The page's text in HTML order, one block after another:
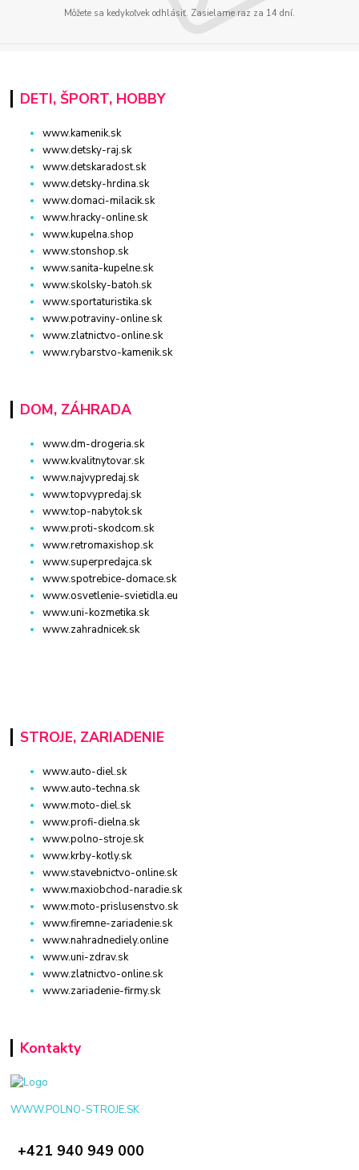
Môžete sa kedykoľvek odhlásiť. Zasielame raz za 14 dní.
DETI, ŠPORT, HOBBY
www.kamenik.sk
www.detsky-raj.sk
www.detskaradost.sk
www.detsky-hrdina.sk
www.domaci-milacik.sk
www.hracky-online.sk
www.kupelna.shop
www.stonshop.sk
www.sanita-kupelne.sk
www.skolsky-batoh.sk
www.sportaturistika.sk
www.potraviny-online.sk
www.zlatnictvo-online.sk
www.rybarstvo-kamenik.sk
DOM, ZÁHRADA
www.dm-drogeria.sk
www.kvalitnytovar.sk
www.najvypredaj.sk
www.topvypredaj.sk
www.top-nabytok.sk
www.proti-skodcom.sk
www.retromaxishop.sk
www.superpredajca.sk
www.spotrebice-domace.sk
www.osvetlenie-svietidla.eu
www.uni-kozmetika.sk
www.zahradnicek.sk
STROJE, ZARIADENIE
www.auto-diel.sk
www.auto-techna.sk
www.moto-diel.sk
www.profi-dielna.sk
www.polno-stroje.sk
www.krby-kotly.sk
www.stavebnictvo-online.sk
www.maxiobchod-naradie.sk
www.moto-prislusenstvo.sk
www.firemne-zariadenie.sk
www.nahradnediely.online
www.uni-zdrav.sk
www.zlatnictvo-online.sk
www.zariadenie-firmy.sk
Kontakty
WWW.POLNO-STROJE.SK
+421 940 949 000